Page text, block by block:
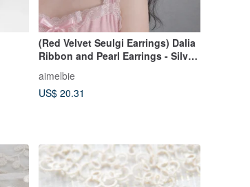
(Red Velvet Seulgi Earrings) Dalia
Ribbon and Pearl Earrings - Silver
Color
aimelbie
US$ 20.31